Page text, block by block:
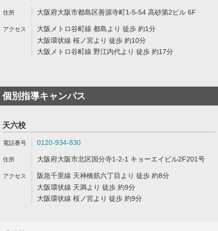
大阪府大阪市都島区善源寺町1-5-54 高砂第2ビル 6F
大阪メトロ谷町線 都島より 徒歩 約1分
大阪環状線 桜ノ宮より 徒歩 約10分
大阪メトロ谷町線 野江内代より 徒歩 約17分
個別指導キャンパス
天六校
0120-934-830
大阪府大阪市北区国分寺1-2-1 キョーエイビル2F201号
阪急千里線 天神橋筋六丁目より 徒歩 約8分
大阪環状線 天満より 徒歩 約9分
大阪環状線 桜ノ宮より 徒歩 約9分